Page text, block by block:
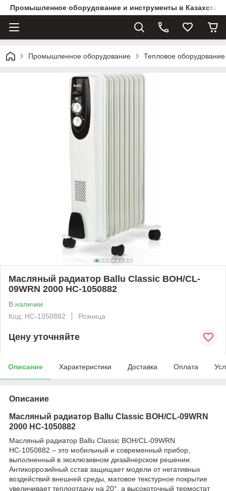
Промышленное оборудование и инструменты в
Промышленное оборудование Тепловое
Масляный радиатор Ballu Classic BOH/CL-
09WRN 2000 НС-1050882
В наличии
Код: НС-1050882
Розница
Цену уточняйте
Описание Характеристики Доставка Оплата
Описание
Масляный радиатор Ballu Classic BOH/CL-09WRN
2000 НС-1050882
Масляный радиатор Ballu Classic BOH/CL-09WRN
НС-1050882 – это мобильный и современный прибор,
выполненный в эксклюзивном дизайнерском решении.
Антикоррозийный сстав защищает модели от негативных
воздействий внешней среды, матовое текстурное покрытие
увеличивает теплоотдачу на 20°, а высокоточный термостат